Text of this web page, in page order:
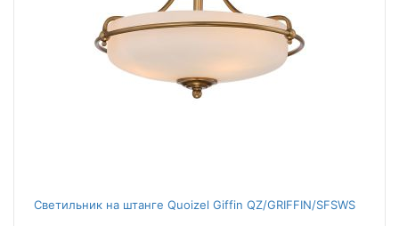
Светильник на штанге Quoizel Giffin QZ/GRIFFIN/SFSWS